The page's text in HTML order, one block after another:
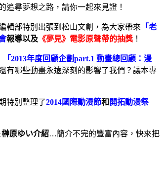
尋夢想之路，請你一起來見證！
輯部特別出張到松山文創，為大家帶來 「老
報導以及 《夢見》電影原聲帶的抽獎 ！
「2013年度回顧企劃part.1 動畫總回顧：漫
有哪些動畫永遠深刻的影響了我們？讓本專
特別整理了2014國際動漫節和 開拓動漫祭
原ゆい介紹…簡介不完的豐富內容，快來把